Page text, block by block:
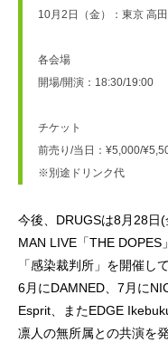
10月2日（金）：東京 高
各会場
開場/開演：18:30/19:00
チケット
前売り/当日：¥5,000/
※別途ドリンク代
今後、DRUGSは8月28日
MAN LIVE「THE
「感染裁判所」を開催し
6月にDAMNED、7月に
Esprit、またEDGE
凛人の無所属との共演を